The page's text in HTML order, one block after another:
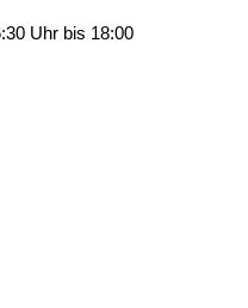
Uhr bis 18:00